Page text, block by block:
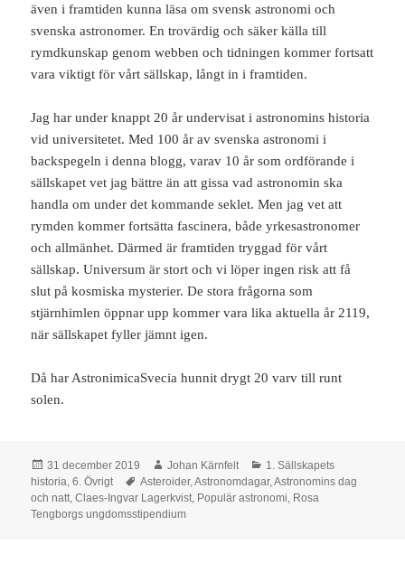
även i framtiden kunna läsa om svensk astronomi och
svenska astronomer. En trovärdig och säker källa till
rymdkunskap genom webben och tidningen kommer fortsatt
vara viktigt för vårt sällskap, långt in i framtiden.
Jag har under knappt 20 år undervisat i astronomins historia
vid universitetet. Med 100 år av svenska astronomi i
backspegeln i denna blogg, varav 10 år som ordförande i
sällskapet vet jag bättre än att gissa vad astronomin ska
handla om under det kommande seklet. Men jag vet att
rymden kommer fortsätta fascinera, både yrkesastronomer
och allmänhet. Därmed är framtiden tryggad för vårt
sällskap. Universum är stort och vi löper ingen risk att få
slut på kosmiska mysterier. De stora frågorna som
stjärnhimlen öppnar upp kommer vara lika aktuella år 2119,
när sällskapet fyller jämnt igen.
Då har AstronimicaSvecia hunnit drygt 20 varv till runt
solen.
Postat
31 december 2019 Författare
Johan Kärnfelt Kategorier
1. Sällskapets
historia ,6. Övrigt Taggar
Asteroider,Astronomdagar,Astronomins dag
och natt ,Claes-Ingvar Lagerkvist Populär astronomi Rosa
Tengborgs ungdomsstipendium